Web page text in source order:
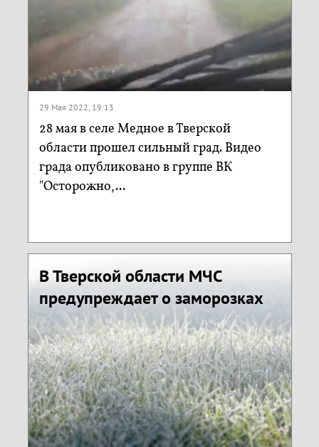
29 Мая 2022, 19:13
28 мая в селе Медное в Тверской
области прошел сильный град. Видео
града опубликовано в группе ВК
"Осторожно,...
В Тверской области МЧС
предупреждает о заморозках